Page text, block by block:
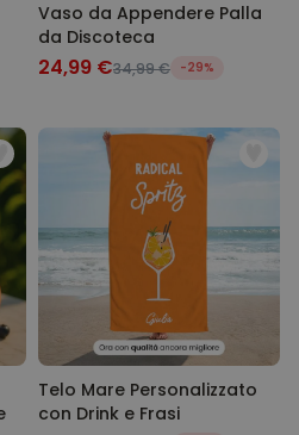
Vaso da Appendere Palla
da Discoteca
24,99 €34,99 € -29%
Telo Mare Personalizzato
con Drink e Frasi